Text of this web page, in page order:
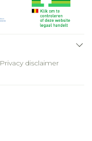
Privacy disclaimer